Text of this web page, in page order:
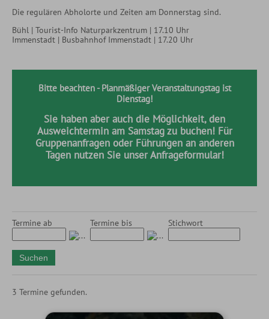
Die regulären Abholorte und Zeiten am Donnerstag sind.
Bühl | Tourist-Info Naturparkzentrum | 17.10 Uhr
Immenstadt | Busbahnhof Immenstadt | 17.20 Uhr
Bitte beachten - Planmäßiger Veranstaltungstag ist
Dienstag!
Sie haben aber auch die Möglichkeit, den
Ausweichtermin am Samstag zu buchen! Für
Gruppenanfragen oder Führungen an anderen
Tagen nutzen Sie unser Anfrageformular!
Termine ab Termine bis Stichwort
3 Termine gefunden.